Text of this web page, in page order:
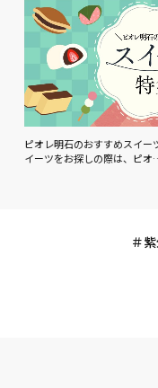
ピオレ明石のおすすめスイー
イーツをお探しの際は、ピオ…